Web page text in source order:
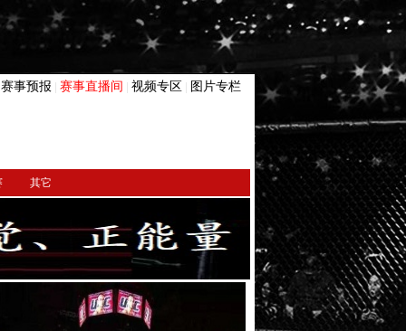
赛事预报 赛事直播间 视频专区 图片专栏
其它